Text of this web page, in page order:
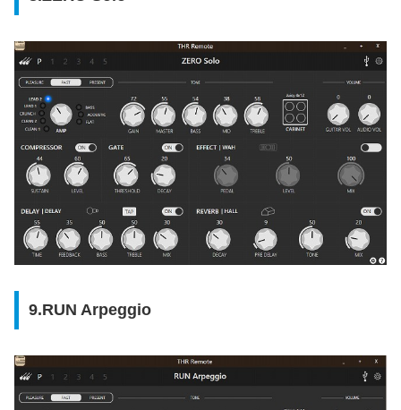
9.RUN Arpeggio